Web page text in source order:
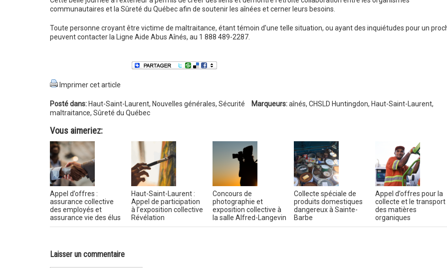
communautaires et la Sûreté du Québec afin de soutenir les aînées et cerner leurs besoins.
Toute personne croyant être victime de maltraitance, étant témoin d’une telle situation, ou ayant des inquiétudes pour un
peuvent contacter la Ligne Aide Abus Aînés, au 1 888 489-2287.
Imprimer cet article
Posté dans: Haut-Saint-Laurent, Nouvelles générales, Sécurité Marqueurs: aînés, CHSLD Huntingdon, Haut-Saint-Laurent,
maltraitance, Sûreté du Québec
Vous aimeriez:
Appel d’offres :
assurance collective
des employés et
assurance vie des élus
Haut-Saint-Laurent :
Appel de participation
à l’exposition collective
Révélation
Concours de
photographie et
exposition collective à
la salle Alfred-Langevin
Collecte spéciale de
produits domestiques
dangereux à Sainte-
Barbe
Appel d’offres pour la
collecte et le transport
des matières
organiques
Laisser un commentaire